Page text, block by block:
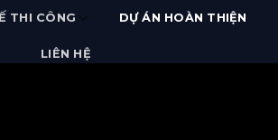
THI CÔNG DỰ ÁN HOÀN THIỆN
LIÊN HỆ